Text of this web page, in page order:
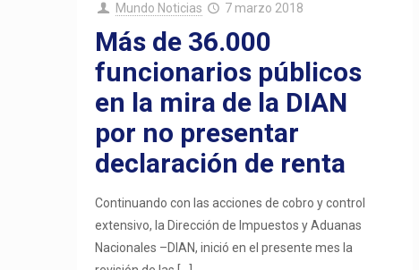
Mundo Noticias 7 marzo 2018
Más de 36.000
funcionarios públicos
en la mira de la DIAN
por no presentar
declaración de renta
Continuando con las acciones de cobro y control
extensivo, la Dirección de Impuestos y Aduanas
Nacionales –DIAN, inició en el presente mes la